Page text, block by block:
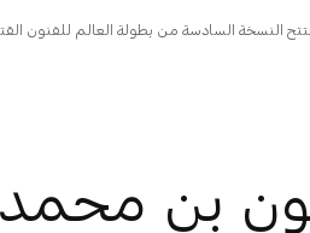
النسخة السادسة من بطولة العالم للفنون
بن محمد